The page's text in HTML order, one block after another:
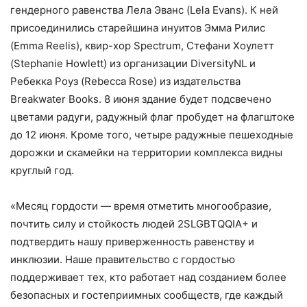
гендерного равенства Лела Эванс (Lela Evans). К ней
присоединились старейшина инуитов Эмма Рилис
(Emma Reelis), квир-хор Spectrum, Стефани Хоулетт
(Stephanie Howlett) из организации DiversityNL и
Ребекка Роуз (Rebecca Rose) из издательства
Breakwater Books. 8 июня здание будет подсвечено
цветами радуги, радужный флаг пробудет на флагштоке
до 12 июня. Кроме того, четыре радужные пешеходные
дорожки и скамейки на территории комплекса видны
круглый год.
«Месяц гордости — время отметить многообразие,
почтить силу и стойкость людей 2SLGBTQQIA+ и
подтвердить нашу приверженность равенству и
инклюзии. Наше правительство с гордостью
поддерживает тех, кто работает над созданием более
безопасных и гостеприимных сообществ, где каждый